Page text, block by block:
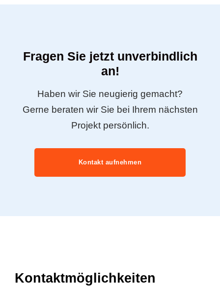
Fragen Sie jetzt unverbindlich
an!
Haben wir Sie neugierig gemacht?
Gerne beraten wir Sie bei Ihrem nächsten
Projekt persönlich.
Kontakt aufnehmen
Kontaktmöglichkeiten